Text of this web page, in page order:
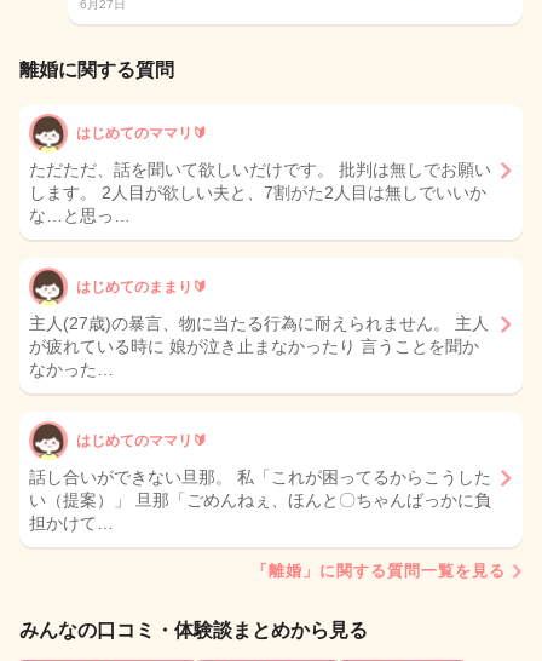
6月27日
離婚に関する質問
はじめてのママリ🔰
ただただ、話を聞いて欲しいだけです。 批判は無しでお願い
します。 2人目が欲しい夫と、7割がた2人目は無しでいいか
な…と思っ…
はじめてのままり🔰
主人(27歳)の暴言、物に当たる行為に耐えられません。 主人
が疲れている時に 娘が泣き止まなかったり 言うことを聞か
なかった…
はじめてのママリ🔰
話し合いができない旦那。 私「これが困ってるからこうした
い（提案）」 旦那「ごめんねぇ、ほんと〇ちゃんばっかに負
担かけて…
「離婚」に関する質問一覧を見る
みんなの口コミ・体験談まとめから見る